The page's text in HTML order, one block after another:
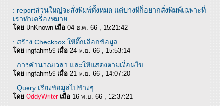
: reportส่วนใหญ่จะสั่งพิมพ์ทั้งหมด แต่บางทีก็อยากสั่งพิมพ์เฉพาะที่
เราทำเครื่องหมาย
โดย UnKnown เมื่อ 04 ธ.ค. 66 , 15:21:42
: สร้าง Checkbox ให้ติ๊กเลือกข้อมูล
โดย ingfahm59 เมื่อ 24 พ.ย. 66 , 15:53:14
: การคำนวณเวลา และให้แสดงตามเงื่อนไข
โดย ingfahm59 เมื่อ 21 พ.ย. 66 , 14:07:20
: Query เรียงข้อมูลไปข้างๆ
โดย OddyWriterเมื่อ 16 พ.ย. 66 , 12:37:21